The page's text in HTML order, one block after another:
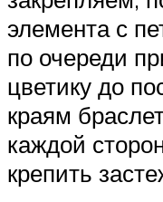
элемента с
по очереди
цветику до
краям
каждой
крепить